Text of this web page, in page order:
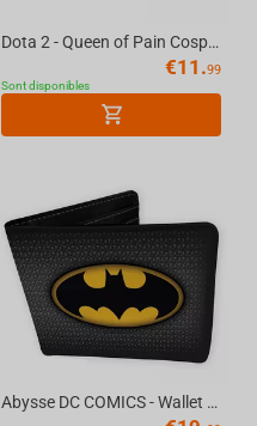
Dota 2 - Queen of Pain Cosplay horns 21cm
€11.99
Sont disponibles
Abysse DC COMICS - Wallet "Batman suit"